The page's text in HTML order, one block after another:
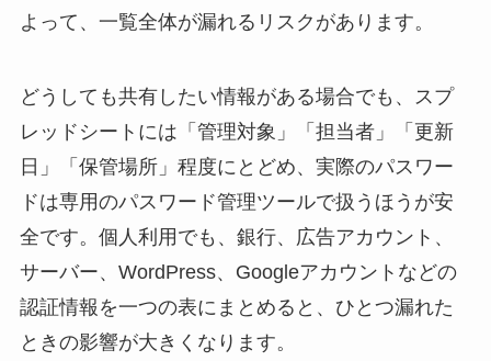
よって、一覧全体が漏れるリスクがあります。
どうしても共有したい情報がある場合でも、スプ
レッドシートには「管理対象」「担当者」「更新
日」「保管場所」程度にとどめ、実際のパスワー
ドは専用のパスワード管理ツールで扱うほうが安
全です。個人利用でも、銀行、広告アカウント、
サーバー、WordPress、Googleアカウントなどの
認証情報を一つの表にまとめると、ひとつ漏れた
ときの影響が大きくなります。